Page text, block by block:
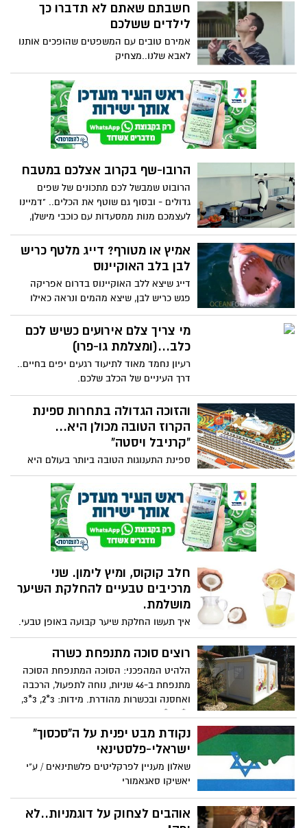
חשבתם שאתם לא תדברו כך
לילדים ששלכם
אמירם טובים עם המשפטים שהופכים אותנו
לאבא שלנו..מצחיק
הרובו-שף בקרוב אצלכם במטבח
הרובוט שמבשל לכם מתכונים של שפים
גדולים - ובסוף גם שוטף את הכלים.. "דמיינו
לעצמכם מנות ממסעדות עם כוכבי מישלן,
שלכם, מתי שתרצו", נכתב באתר החברה
אמיץ או מטורף? דייג מלטף כריש
לבן בלב האוקיינוס
דייג שיצא ללב האוקיינוס בדרום אפריקה
פגש כריש לבן, שיצא מהמים ונראה כאילו
נהנה מהליטוף של הדייג, מבט מקרוב על
המלתעות של אחד הטורפים הכי מסוכנים
בטבע, צפו בסרטון...
מי צריך צלם אירועים כשיש לכם
כלב...(ומצלמת גו-פרו)
רעיון נחמד מאוד לתיעוד רגעים יפים בחיים..
דרך העיניים של הכלב שלכם.
והזוכה הגדולה בתחרות ספינת
הקרוז הטובה מכולן היא...
"קרניבל ויסטה"
ספינת התענוגות הטובה ביותר בעולם היא
"קרניבל ויסטה". כך הוכרז בסוף השבוע
האחרון באתר "Cruise Critic" - הנחשב
ביותר בתחום, הבוחר מדי שנה את ספינות
הטיולים המהנות והמושקעות ביותר בעולם.
קבלו הצצה לזוכת 2016..
חלב קוקוס, ומיץ לימון. שני
מרכיבים טבעיים להחלקת השיער
מושלמת.
איך תעשו החלקת שיער קבועה באופן טבעי.
מיליוני בנות בכל בעולם משתמשות בשיטה
הגאונית הזאת הובא מאתר ישראספורט
רוצים סוכה מתנפחת כשרה
הלהיט המהפכני: הסוכה המתנפחת הסוכה
מתנפחת ב-46 שניות, נוחה לתפעול, הרכבה
ואחסנה ובכשרות מהודרת. מידות: 3*2, 3*3,
נקודת מבט יפנית על ה"סכסוך"
ישראלי-פלסטינאי
שאלון מעניין לפרקליטים פלשתינאים / ע"י
יאשיקו סאגאמורי
אוהבים לצחוק על דוגמניות..לא